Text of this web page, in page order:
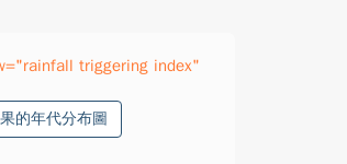
triggering index"
的年代分布圖